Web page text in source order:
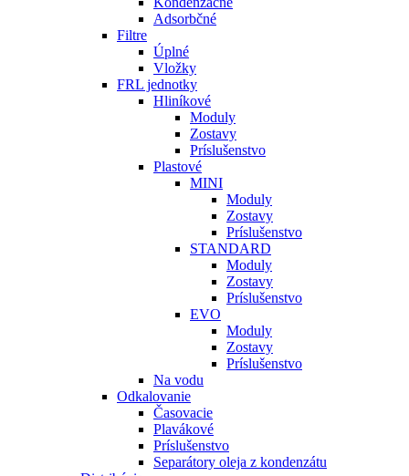
Adsorbčné
Filtre
Úplné
Vložky
FRL jednotky
Hliníkové
Moduly
Zostavy
Príslušenstvo
Plastové
MINI
Moduly
Zostavy
Príslušenstvo
STANDARD
Moduly
Zostavy
Príslušenstvo
EVO
Moduly
Zostavy
Príslušenstvo
Na vodu
Odkalovanie
Časovacie
Plavákové
Príslušenstvo
Separátory oleja z kondenzátu